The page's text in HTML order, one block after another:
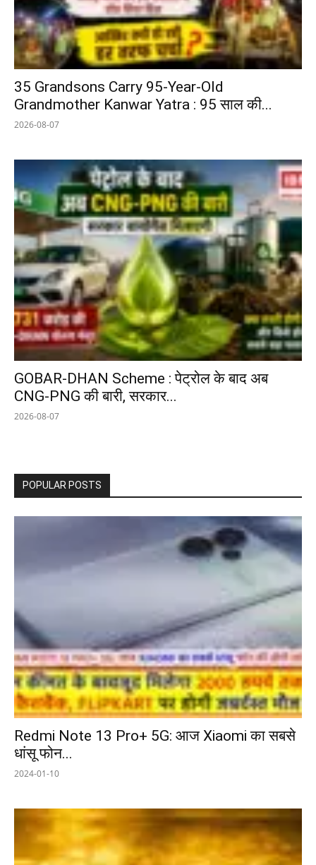
35 Grandsons Carry 95-Year-Old
Grandmother Kanwar Yatra : 95 साल की...
2026-08-07
GOBAR-DHAN Scheme : पेट्रोल के बाद अब
CNG-PNG की बारी, सरकार...
2026-08-07
POPULAR POSTS
Redmi Note 13 Pro+ 5G: आज Xiaomi का सबसे
धांसू फोन...
2024-01-10